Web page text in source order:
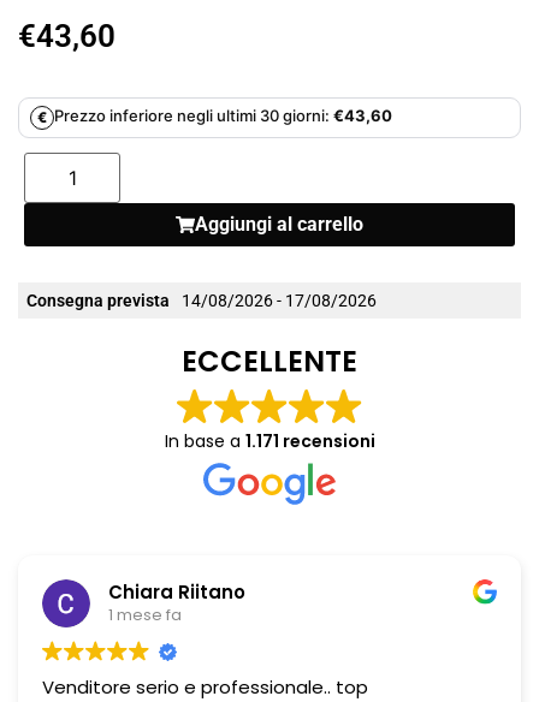
€43,60
€ Prezzo inferiore negli ultimi 30 giorni: €43,60
Aggiungi al carrello
Consegna prevista 14/08/2026 - 17/08/2026
ECCELLENTE
In base a 1.171 recensioni
Chiara Riitano
1 mese fa
Venditore serio e professionale.. top